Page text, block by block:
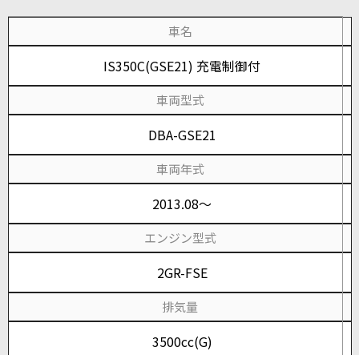
車名
IS350C(GSE21) 充電制御付
車両型式
DBA-GSE21
車両年式
2013.08～
エンジン型式
2GR-FSE
排気量
3500cc(G)